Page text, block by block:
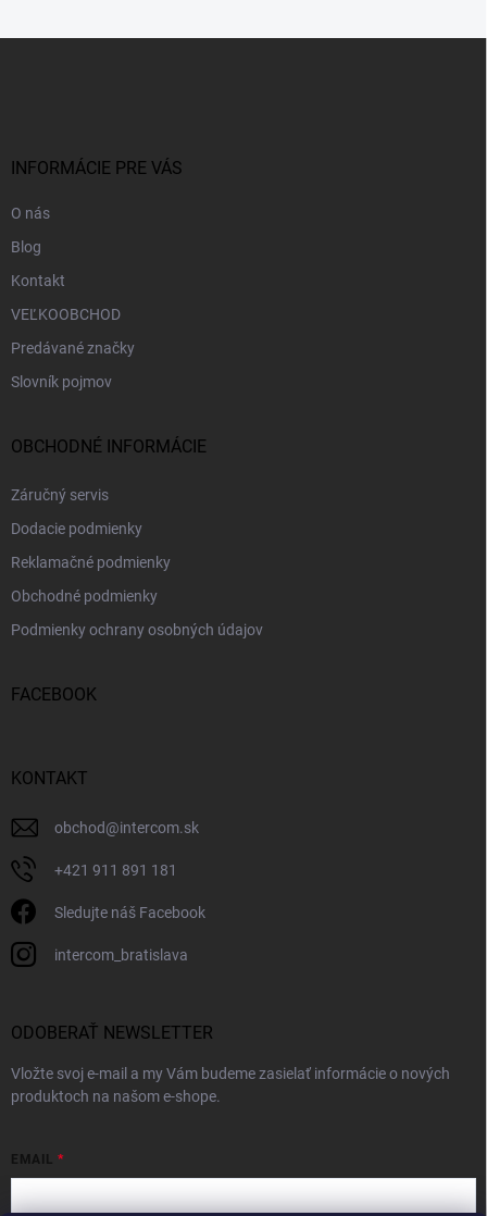
INFORMÁCIE PRE VÁS
O nás
Blog
Kontakt
VEĽKOOBCHOD
Predávané značky
Slovník pojmov
OBCHODNÉ INFORMÁCIE
Záručný servis
Dodacie podmienky
Reklamačné podmienky
Obchodné podmienky
Podmienky ochrany osobných údajov
FACEBOOK
KONTAKT
obchod@intercom.sk
+421 911 891 181
Sledujte náš Facebook
intercom_bratislava
ODOBERAŤ NEWSLETTER
Vložte svoj e-mail a my Vám budeme zasielať informácie o nových
produktoch na našom e-shope.
EMAIL